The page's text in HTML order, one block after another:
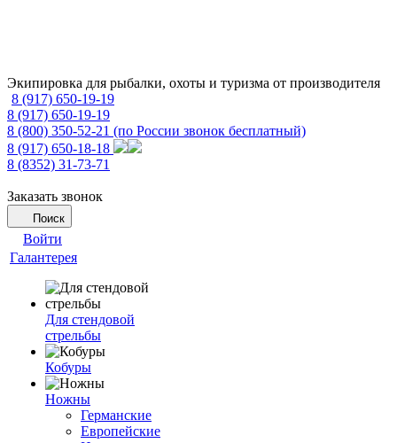
Экипировка для рыбалки, охоты и туризма от производителя
8 (917) 650-19-19
8 (917) 650-19-19
8 (800) 350-52-21 (по России звонок бесплатный)
8 (917) 650-18-18
8 (8352) 31-73-71
Заказать звонок
Поиск
Войти
Галантерея
Для стендовой
стрельбы
Кобуры
Ножны
Германские
Европейские